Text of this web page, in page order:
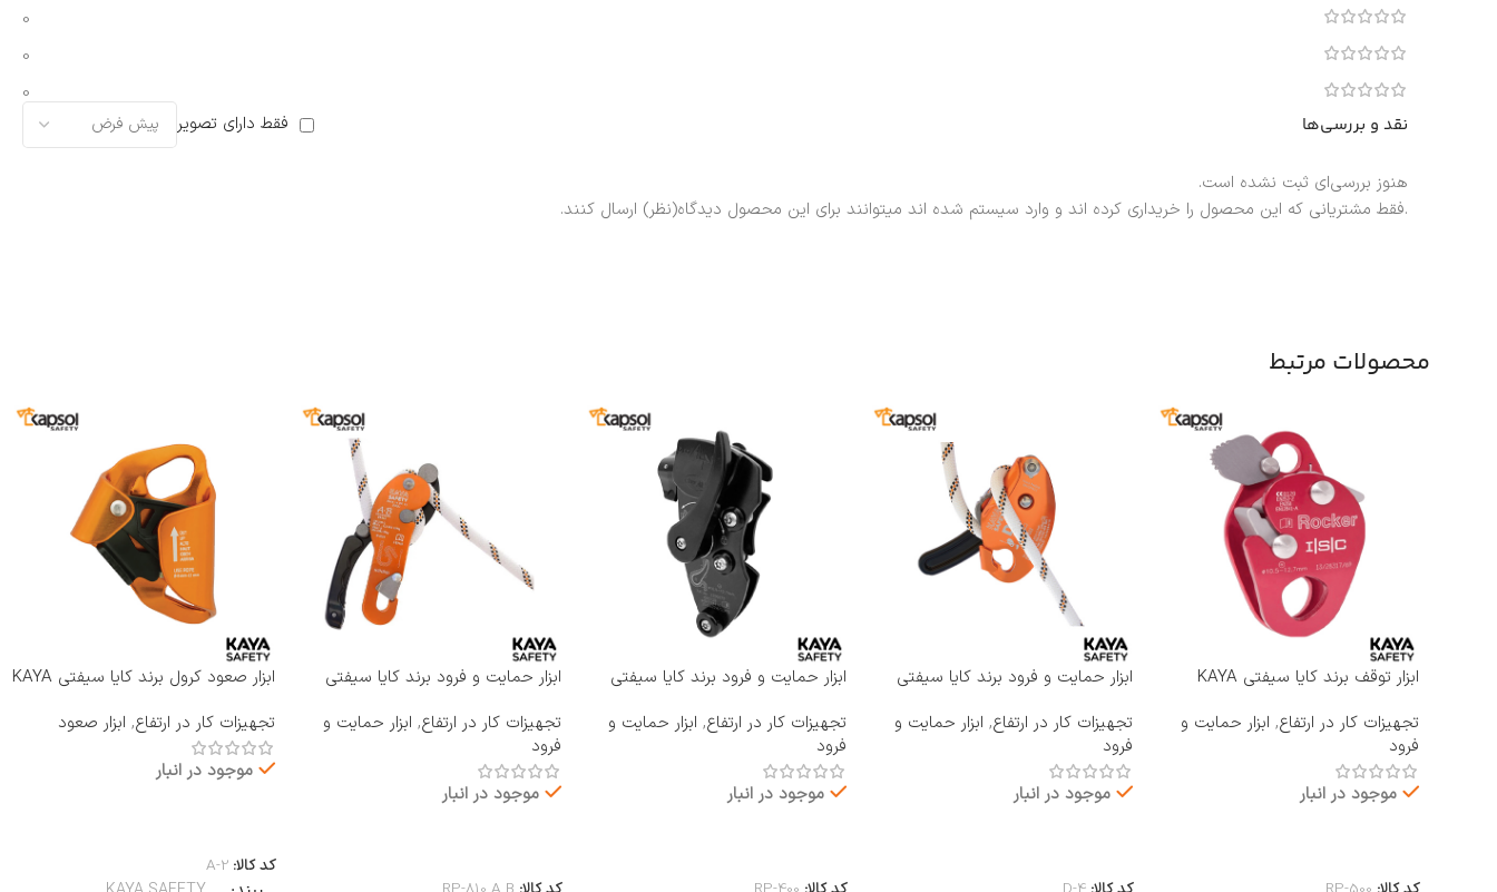
0
0
0
نقد و بررسی‌ها
فقط دارای تصویر
هنوز بررسی‌ای ثبت نشده است.
.فقط مشتریانی که این محصول را خریداری کرده اند و وارد سیستم شده اند میتوانند برای این محصول دیدگاه(نظر) ارسال کنند.
محصولات مرتبط
ابزار توقف برند کایا سیفتی KAYA
تجهیزات کار در ارتفاع, ابزار حمایت و
فرود
موجود در انبار
ابزار حمایت و فرود برند کایا سیفتی
تجهیزات کار در ارتفاع, ابزار حمایت و
فرود
موجود در انبار
ابزار حمایت و فرود برند کایا سیفتی
تجهیزات کار در ارتفاع, ابزار حمایت و
فرود
موجود در انبار
ابزار حمایت و فرود برند کایا سیفتی
تجهیزات کار در ارتفاع, ابزار حمایت و
فرود
موجود در انبار
ابزار صعود کرول برند کایا سیفتی KAYA
تجهیزات کار در ارتفاع, ابزار صعود
موجود در انبار
کد کالا:A-2